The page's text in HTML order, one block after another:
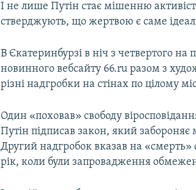
І не лише Путін стає мішенню
стверджують, що жертвою є саме
В Єкатеринбурзі в ніч з четвертого на
новинного вебсайту 66.ru разом з
різні надгробки на стінах по цілому
Один «поховав» свободу
Путін підписав закон, який
Другий надгробок вказав на «смерть»
рік, коли були запровадження